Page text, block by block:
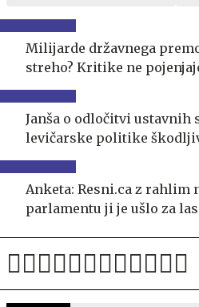
Milijarde državnega
streho? Kritike ne
Janša o odločitvi ustavnih
levičarske politike
Anketa: Resni.ca z rahlim
parlamentu ji je ušlo za las